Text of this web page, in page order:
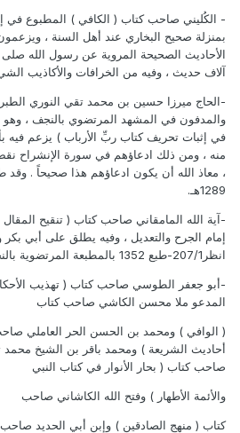
الأحاديث الصحيحة المروية عن رسول الله
آلاف حديث ، وفيه من الخرافات والأكاذيب
والمدفون في المشهد المرتضوي بالنجف ،
في إثبات تحريف كتاب ربِّ الأرباب ) يزعم فيه
منه ، ومن ذلك ادعاؤهم في سورة الإنشراح
، معاذ الله أن يكون ادعاؤهم هذا صحيحاً . وقد
1289هـ.
-آية الله المامقاني صاحب كتاب ( تنقيح
إمام الجرح والتعديل ، وفيه يطلق على أبي
انظر207/1-طبع 1352 بالمطبعة المرتضوية بالنجف .
-أبو جعفر الطوسي صاحب كتاب ( تهذيب
المدعو ملا محسن الكاشي صاحب كتاب
( الوافي ) ومحمد بن الحسن الحر العاملي
أحاديث الشريعة ) ومحمد باقر بن الشيخ
صاحب كتاب ( بحار الأنوار في كتاب النبي
والأئمة الأطهار ) وفتح الله الكاشاني صاحب
كتاب ( منهج الصادقين ) وإبن أبي الحديد